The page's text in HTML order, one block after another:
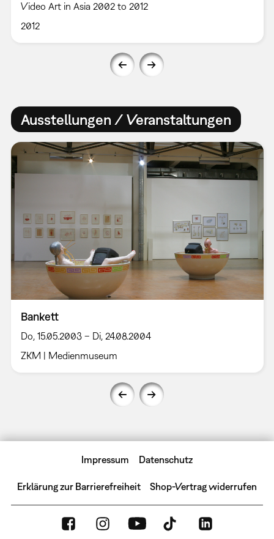
Video Art in Asia 2002 to 2012
2012
Ausstellungen / Veranstaltungen
Bankett
Do, 15.05.2003 – Di, 24.08.2004
ZKM | Medienmuseum
Impressum Datenschutz
Erklärung zur Barrierefreiheit Shop-Vertrag widerrufen